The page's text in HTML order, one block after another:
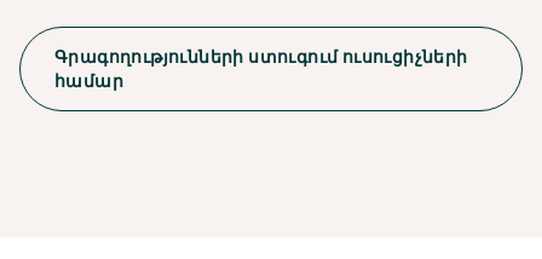
Գրագողությունների ստուգում ուսուցիչների
համար